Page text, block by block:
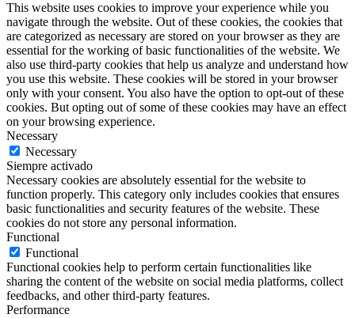
This website uses cookies to improve your experience while you
navigate through the website. Out of these cookies, the cookies that
are categorized as necessary are stored on your browser as they are
essential for the working of basic functionalities of the website. We
also use third-party cookies that help us analyze and understand how
you use this website. These cookies will be stored in your browser
only with your consent. You also have the option to opt-out of these
cookies. But opting out of some of these cookies may have an effect
on your browsing experience.
Necessary
Necessary
Siempre activado
Necessary cookies are absolutely essential for the website to
function properly. This category only includes cookies that ensures
basic functionalities and security features of the website. These
cookies do not store any personal information.
Functional
Functional
Functional cookies help to perform certain functionalities like
sharing the content of the website on social media platforms, collect
feedbacks, and other third-party features.
Performance